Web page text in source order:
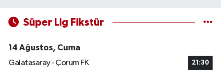
Süper Lig Fikstür
14 Ağustos, Cuma
Galatasaray - Çorum FK
21:30